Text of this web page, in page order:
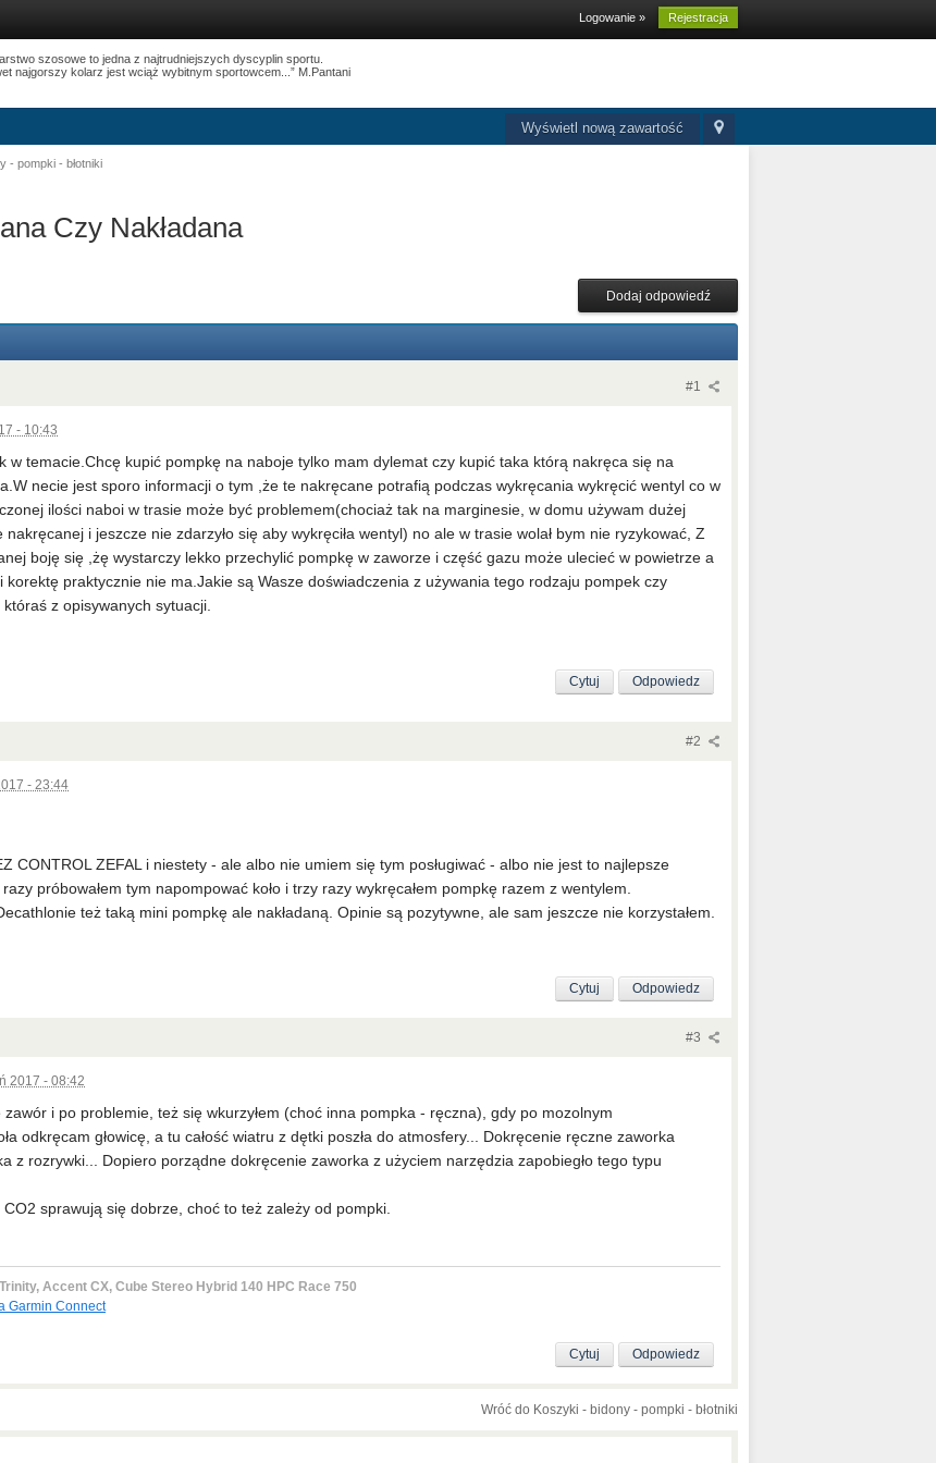
Logowanie » Rejestracja
szosowe to jedna z najtrudniejszych dyscyplin sportu.
najgorszy kolarz jest wciąż wybitnym sportowcem...” M.Pantani
Wyświetl nową zawartość
- pompki - błotniki
Czy Nakładana
Dodaj odpowiedź
#1
- 10:43
w temacie.Chcę kupić pompkę na naboje tylko mam dylemat czy kupić taka którą nakręca się na
necie jest sporo informacji o tym ,że te nakręcane potrafią podczas wykręcania wykręcić wentyl co w
ilości naboi w trasie może być problemem(chociaż tak na marginesie, w domu używam dużej
nakręcanej i jeszcze nie zdarzyło się aby wykręciła wentyl) no ale w trasie wolał bym nie ryzykować, Z
boję się ,żę wystarczy lekko przechylić pompkę w zaworze i część gazu może ulecieć w powietrze a
korektę praktycznie nie ma.Jakie są Wasze doświadczenia z używania tego rodzaju pompek czy
któraś z opisywanych sytuacji.
Odpowiedz
Cytuj
#2
- 23:44
CONTROL ZEFAL i niestety - ale albo nie umiem się tym posługiwać - albo nie jest to najlepsze
próbowałem tym napompować koło i trzy razy wykręcałem pompkę razem z wentylem.
też taką mini pompkę ale nakładaną. Opinie są pozytywne, ale sam jeszcze nie korzystałem.
Odpowiedz
Cytuj
#3
2017 - 08:42
i po problemie, też się wkurzyłem (choć inna pompka - ręczna), gdy po mozolnym
odkręcam głowicę, a tu całość wiatru z dętki poszła do atmosfery... Dokręcenie ręczne zaworka
z rozrywki... Dopiero porządne dokręcenie zaworka z użyciem narzędzia zapobiegło tego typu
CO2 sprawują się dobrze, choć to też zależy od pompki.
Accent CX, Cube Stereo Hybrid 140 HPC Race 750
Garmin Connect
Odpowiedz
Cytuj
Wróć do Koszyki - bidony - pompki - błotniki